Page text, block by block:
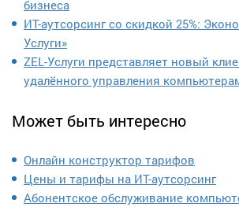
бизнеса
ИТ-аутсорсинг со скидкой 25%:
Услуги»
ZEL-Услуги представляет новый
удалённого управления
Может быть интересно
Онлайн конструктор тарифов
Цены и тарифы на ИТ-аутсорсинг
Абонентское обслуживание